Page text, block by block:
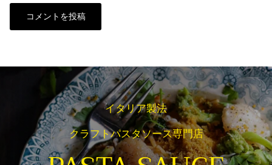
コメントを投稿
イタリア製法
クラフトパスタソース専門店